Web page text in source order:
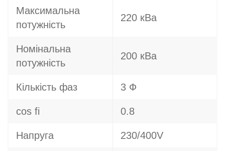
Максимальна
потужність
220 кВа
Номінальна
потужність
200 кВа
Кількість фаз 3 Ф
cos fi 0.8
Напруга 230/400V